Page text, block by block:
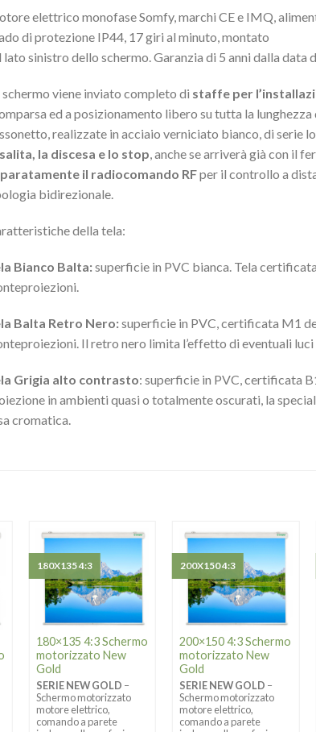
elettrico monofase Somfy, marchi CE e IMQ,
di protezione IP44, 17 giri al minuto, montato
lato sinistro dello schermo. Garanzia di 5 anni dalla data
schermo viene inviato completo di staffe per
ed a posizionamento libero su tutta la lunghezza
realizzate in acciaio verniciato bianco, di serie
la discesa e lo stop, anche se arriverà già con il
il radiocomando RFper il controllo a
bidirezionale.
della tela:
Bianco Balta:superficie in PVC bianca. Tela
Balta Retro Nero:superficie in PVC, certificata M1
Il retro nero limita l’effetto di eventuali
Grigia alto contrasto: superficie in PVC, certificata
in ambienti quasi o totalmente oscurati, la
cromatica.
180×135 4:3 Schermo
motorizzato New
Gold
SERIE NEW GOLD –
Schermo motorizzato
motore elettrico,
comando a parete
180X135 4:3
200×150 4:3 Schermo
motorizzato New
Gold
SERIE NEW GOLD –
Schermo motorizzato
motore elettrico,
comando a parete
200X150 4:3